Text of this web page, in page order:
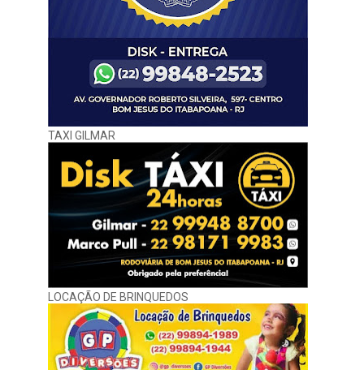
TAXI GILMAR
LOCAÇÃO DE BRINQUEDOS